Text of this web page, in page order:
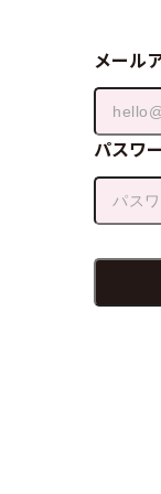
メール
パスワ